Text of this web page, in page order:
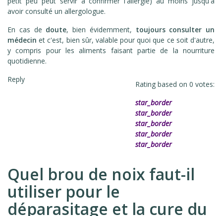
avoir consulté un allergologue.
En cas de doute, bien évidemment, toujours consulter un
médecin et c'est, bien sûr, valable pour quoi que ce soit d'autre,
y compris pour les aliments faisant partie de la nourriture
quotidienne.
Rating based on 0 votes:
star_border
star_border
star_border
star_border
star_border
Reply
Quel brou de noix faut-il
utiliser pour le
déparasitage et la cure du